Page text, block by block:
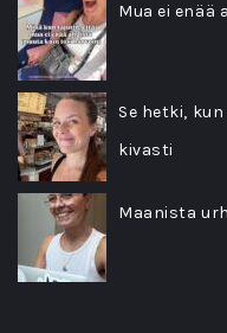
Mua ei
Se hetki,
kivasti
Maanista